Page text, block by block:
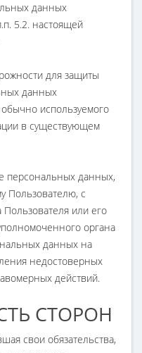
данных
5.2. настоящей
для защиты
данных
используемого
в существующем
персональных данных,
Пользователю, с
или его
органа
данных на
недостоверных
действий.
СТОРОН
свои обязательства,